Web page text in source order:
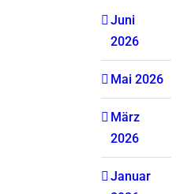
Juni
2026
Mai 2026
März
2026
Januar